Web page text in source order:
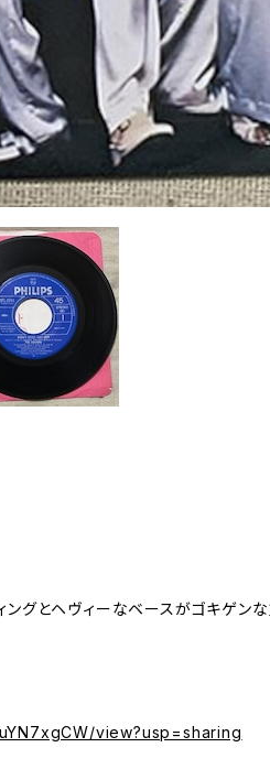
とヘヴィーなベースがゴキゲンな
view?usp=sharing